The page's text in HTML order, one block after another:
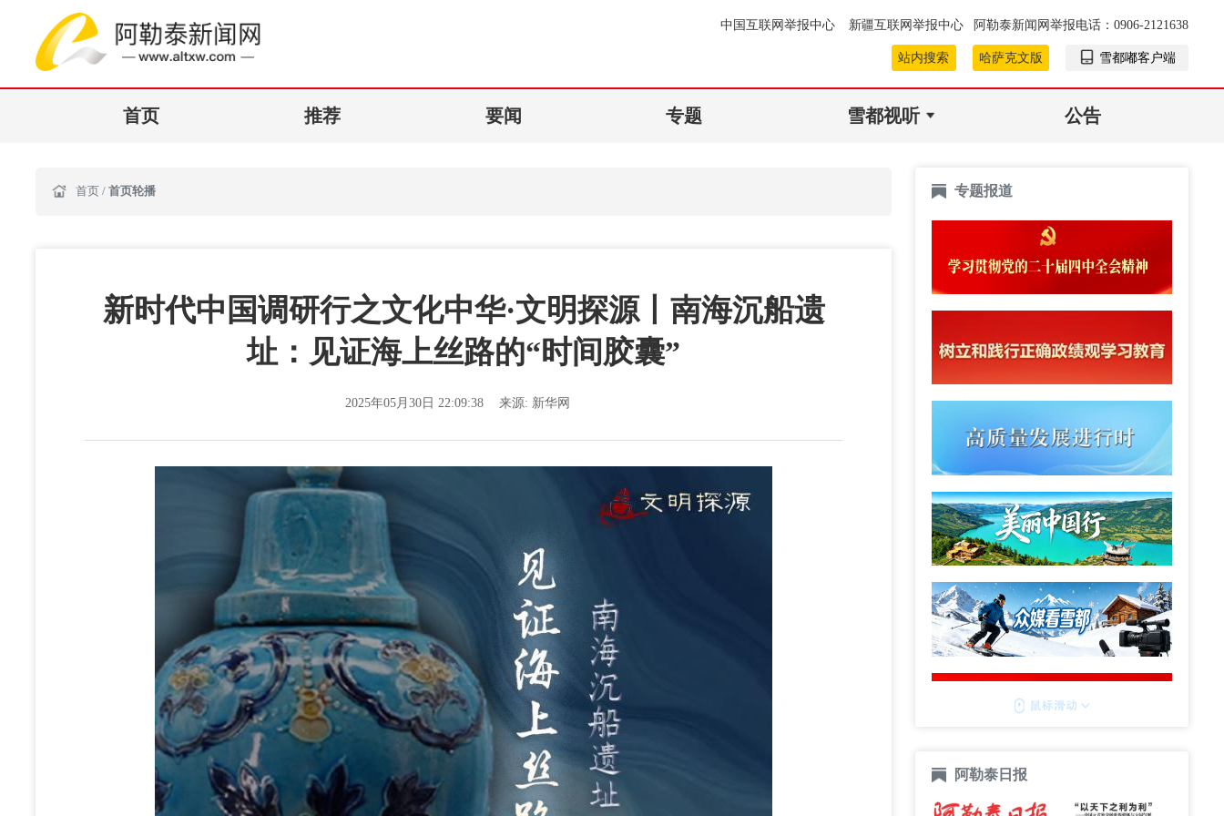
中国互联网举报中心 新疆互联网举报中心 阿勒泰新闻网举报电话：0906-2121638
站内搜索 哈萨克文版 雪都嘟客户端
首页 推荐 要闻 专题 雪都视听 公告
首页 / 首页轮播
新时代中国调研行之文化中华·文明探源丨南海沉船遗
址：见证海上丝路的“时间胶囊”
2025年05月30日 22:09:38 来源: 新华网
专题报道
阿勒泰日报